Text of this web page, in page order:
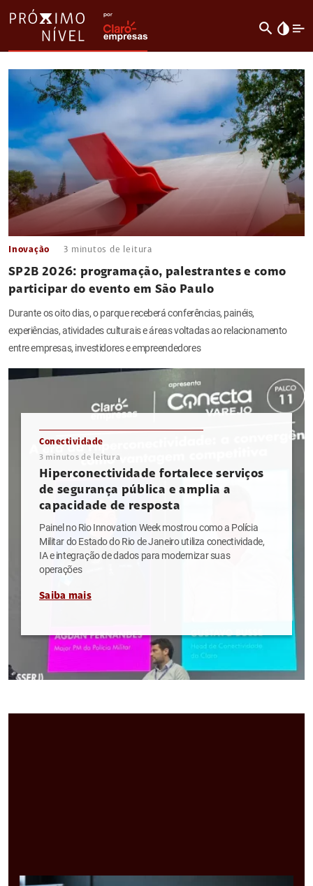
search invert_colors
Inovação 3 minutos de leitura
SP2B 2026: programação, palestrantes e como
participar do evento em São Paulo
Durante os oito dias, o parque receberá conferências, painéis,
experiências, atividades culturais e áreas voltadas ao relacionamento
entre empresas, investidores e empreendedores
Conectividade
3 minutos de leitura
Hiperconectividade fortalece serviços
de segurança pública e amplia a
capacidade de resposta
Painel no Rio Innovation Week mostrou como a Polícia
Militar do Estado do Rio de Janeiro utiliza conectividade,
IA e integração de dados para modernizar suas
operações
Saiba mais